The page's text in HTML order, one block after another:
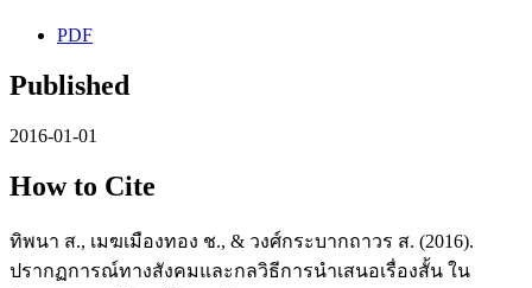
PDF
Published
2016-01-01
How to Cite
ทิพนา ส., เมฆเมืองทอง ช., & วงศ์กระบากถาวร ส. (2016).
ปรากฏการณ์ทางสังคมและกลวิธีการนำเสนอเรื่องสั้น ใน